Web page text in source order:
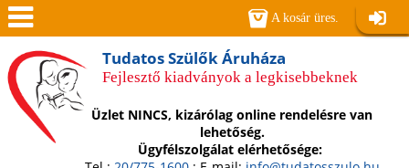
Jump to navigation
Tudatos Szülők Áruháza
Fejlesztő kiadványok a legkisebbeknek
Üzlet NINCS, kizárólag online rendelésre van
lehetőség.
Ügyfélszolgálat elérhetősége:
A kosár üres.
Men
ü